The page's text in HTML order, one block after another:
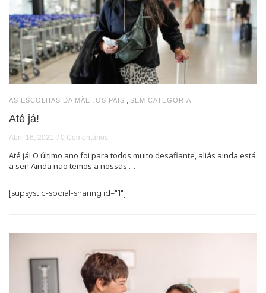
AS ESCOLHAS DA MÃE OS PAIS SEM CATEGORIA
Até já!
Abril 16, 2021 0 Comentários
Até já! O último ano foi para todos muito desafiante, aliás ainda está
a ser! Ainda não temos a nossas …
[supsystic-social-sharing id="1"]